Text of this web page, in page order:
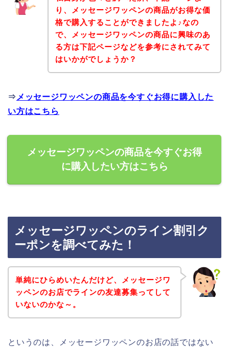
り、メッセージワッペンの商品がお得な価
格で購入することができましたよ♪なの
で、メッセージワッペンの商品に興味のあ
る方は下記ページなどを参考にされてみて
はいかがでしょうか？
⇒ メッセージワッペンの商品を今すぐお得に購入した
い方はこちら
メッセージワッペンの商品を今すぐお得
に購入したい方はこちら
メッセージワッペンのライン割引ク
ーポンを調べてみた！
単純にひらめいたんだけど、メッセージワ
ッペンのお店でラインの友達募集ってして
いないのかな～。
というのは、メッセージワッペンのお店の話ではない